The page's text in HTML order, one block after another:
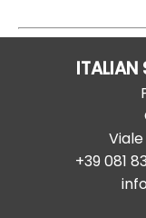
ITALIAN
+39 081